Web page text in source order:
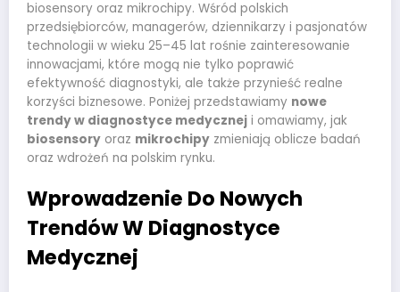
biosensory oraz mikrochipy. Wśród polskich
przedsiębiorców, managerów, dziennikarzy i pasjonatów
technologii w wieku 25–45 lat rośnie zainteresowanie
innowacjami, które mogą nie tylko poprawić
efektywność diagnostyki, ale także przynieść realne
korzyści biznesowe. Poniżej przedstawiamy nowe
trendy w diagnostyce medycznej i omawiamy, jak
biosensory oraz mikrochipy zmieniają oblicze badań
oraz wdrożeń na polskim rynku.
Wprowadzenie Do Nowych
Trendów W Diagnostyce
Medycznej